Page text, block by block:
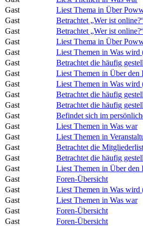
Gast
Liest Thema in Über
Gast
Betrachtet „Wer ist
Gast
Betrachtet „Wer ist
Gast
Liest Thema in Über
Gast
Liest Themen in Was wird
Gast
Betrachtet die häufig
Gast
Liest Themen in Über
Gast
Liest Themen in Was wird
Gast
Betrachtet die häufig
Gast
Betrachtet die häufig
Gast
Befindet sich im
Gast
Liest Themen in Was war
Gast
Liest Themen in
Gast
Betrachtet die
Gast
Betrachtet die häufig
Gast
Liest Themen in Über
Gast
Foren-Übersicht
Gast
Liest Themen in Was wird
Gast
Liest Themen in Was war
Gast
Foren-Übersicht
Gast
Foren-Übersicht